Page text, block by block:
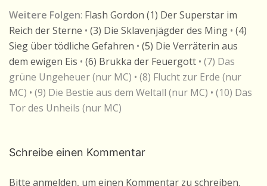
Weitere Folgen: Flash Gordon (1) Der Superstar im
Reich der Sterne • (3) Die Sklavenjägder des Ming • (4)
Sieg über tödliche Gefahren • (5) Die Verräterin aus
dem ewigen Eis • (6) Brukka der Feuergott • (7) Das
grüne Ungeheuer (nur MC) • (8) Flucht zur Erde (nur
MC) • (9) Die Bestie aus dem Weltall (nur MC) • (10) Das
Tor des Unheils (nur MC)
Schreibe einen Kommentar
Bitte anmelden, um einen Kommentar zu schreiben.